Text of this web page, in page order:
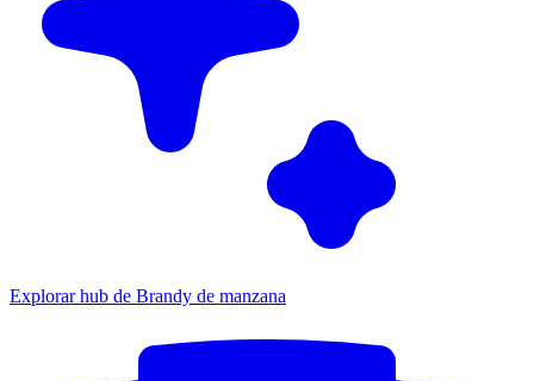
Explorar hub de Brandy de manzana